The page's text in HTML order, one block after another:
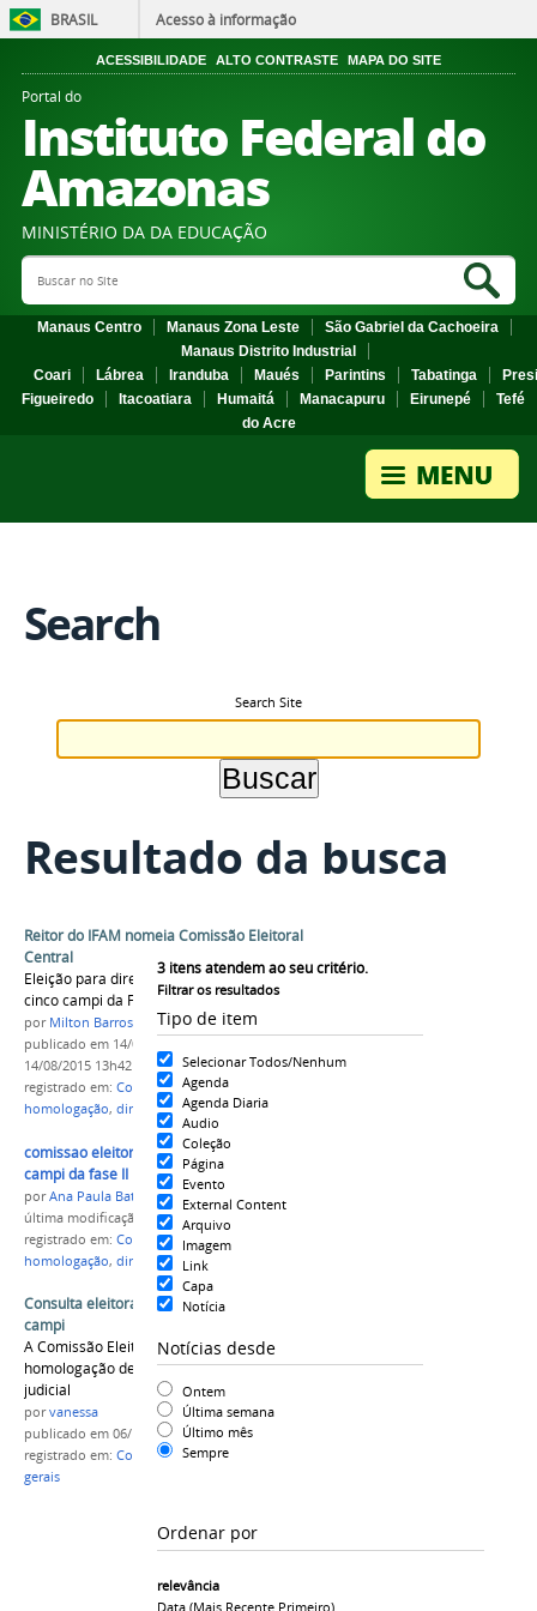
BRASIL Acesso à informação
ACESSIBILIDADE ALTO CONTRASTE MAPA DO SITE
Portal do
Instituto Federal do
Amazonas
MINISTÉRIO DA DA EDUCAÇÃO
Search Site
Manaus Centro Manaus Zona Leste
São Gabriel da Cachoeira
Manaus Distrito Industrial
Coari
Lábrea Iranduba Maués Parintins Tabatinga
Figueiredo
Itacoatiara Humaitá Manacapuru Eirunepé
Tefé
do Acre
Search
Search Site
Resultado da busca
3 itens atendem ao seu critério.
Filtrar os resultados
Tipo de item
Selecionar Todos/Nenhum
Agenda
Agenda Diaria
Audio
Coleção
Página
Evento
External Content
Arquivo
Imagem
Link
Capa
Notícia
Notícias desde
Ontem
Última semana
Último mês
Sempre
Ordenar por
relevância
Data (mais Recente Primeiro)
Reitor do IFAM nomeia Comissão Eleitoral
Central
Eleição para diretores-gerais acontecerá em
cinco campi da Fase II
por Milton Barros
publicado em 14/08/2015
14/08/2015 13h42
registrado em: Comissão eleitoral central
homologação, diretores-gerais
comissao eleitoral central para diretores de
campi da fase II
porAna Paula Batista
última modificação
em 14/08/2015 13h48
registrado em: Comissão eleitoral central
homologação, diretores-gerais
Consulta eleitoral 2015: diretores gerais de
campi
A Comissão Eleitoral Central divulga
homologação de candidatura por decisão
judicial
porvanessa
publicado em 06/10/2015
registrado em: Consulta eleitoral 2015
gerais